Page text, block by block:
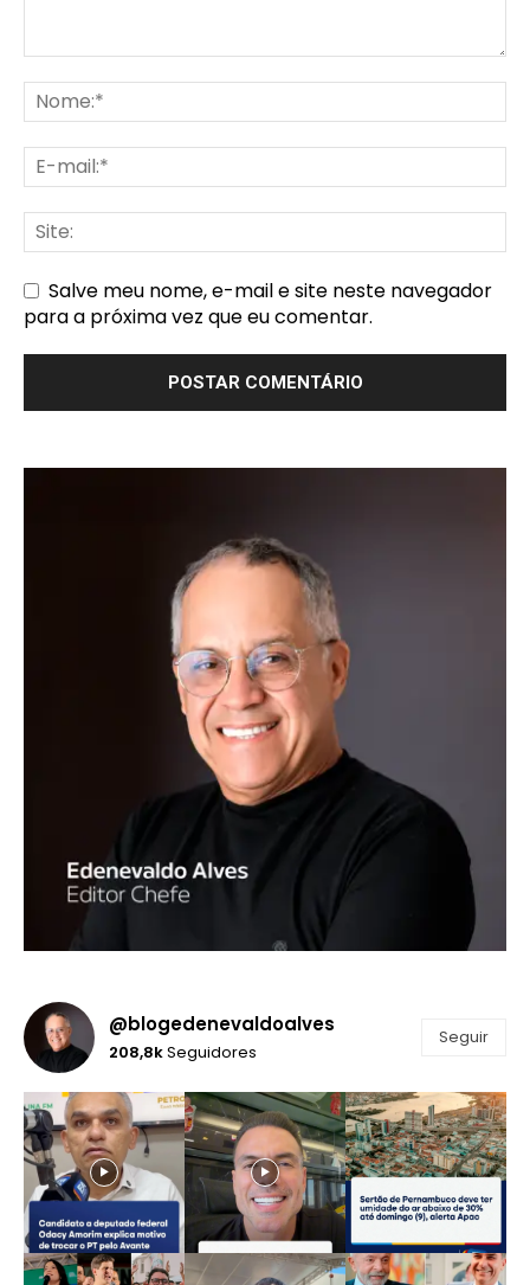
Salve meu nome, e-mail e site neste navegador
para a próxima vez que eu comentar.
@blogedenevaldoalves
208,8kSeguidores
Seguir